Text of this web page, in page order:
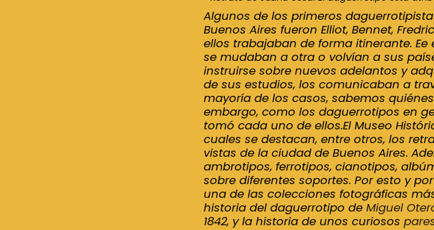
Algunos de los primeros
Buenos Aires fueron Elliot, Bennet,
ellos trabajaban de forma itinerante.
se mudaban a otra o volvían a sus
instruirse sobre nuevos adelantos y
de sus estudios, los comunicaban a
mayoría de los casos, sabemos
embargo, como los daguerrotipos en
tomó cada uno de ellos.El Museo
cuales se destacan, entre otros, los
vistas de la ciudad de Buenos Aires.
ambrotipos, ferrotipos, cianotipos,
sobre diferentes soportes. Por esto y
una de las colecciones fotográficas
historia del daguerrotipo de Miguel
1842, y la historia de unos curiosos